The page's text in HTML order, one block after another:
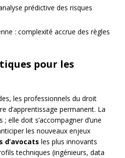
prédictive des risques
: complexité accrue des règles
pour les
les professionnels du droit
d’apprentissage permanent. La
elle doit s’accompagner d’une
les nouveaux enjeux
d’avocats les plus innovants
techniques (ingénieurs, data